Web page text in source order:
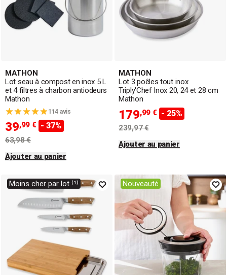
MATHON
Lot seau à compost en inox 5 L
et 4 filtres à charbon antiodeurs
Mathon
114 avis
39,99 € - 37%
63,98 €
Ajouter au panier
MATHON
Lot 3 poêles tout inox
Triply'Chef Inox 20, 24 et 28 cm
Mathon
179,99 € - 25%
239,97 €
Ajouter au panier
Moins cher par lot ⁽¹⁾ Nouveauté